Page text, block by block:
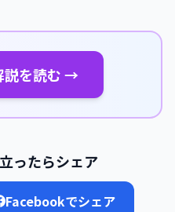
説を読む →
ったらシェア
Facebookでシェア